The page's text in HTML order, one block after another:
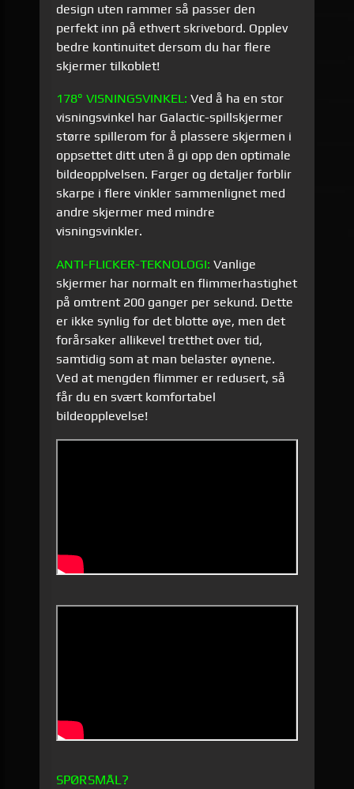
design uten rammer så passer den
perfekt inn på ethvert skrivebord. Opplev
bedre kontinuitet dersom du har flere
skjermer tilkoblet!
178° VISNINGSVINKEL: Ved å ha en stor
visningsvinkel har Galactic-spillskjermer
større spillerom for å plassere skjermen i
oppsettet ditt uten å gi opp den optimale
bildeopplvelsen. Farger og detaljer forblir
skarpe i flere vinkler sammenlignet med
andre skjermer med mindre
visningsvinkler.
ANTI-FLICKER-TEKNOLOGI: Vanlige
skjermer har normalt en flimmerhastighet
på omtrent 200 ganger per sekund. Dette
er ikke synlig for det blotte øye, men det
forårsaker allikevel tretthet over tid,
samtidig som at man belaster øynene.
Ved at mengden flimmer er redusert, så
får du en svært komfortabel
bildeopplevelse!
SPØRSMÅL?